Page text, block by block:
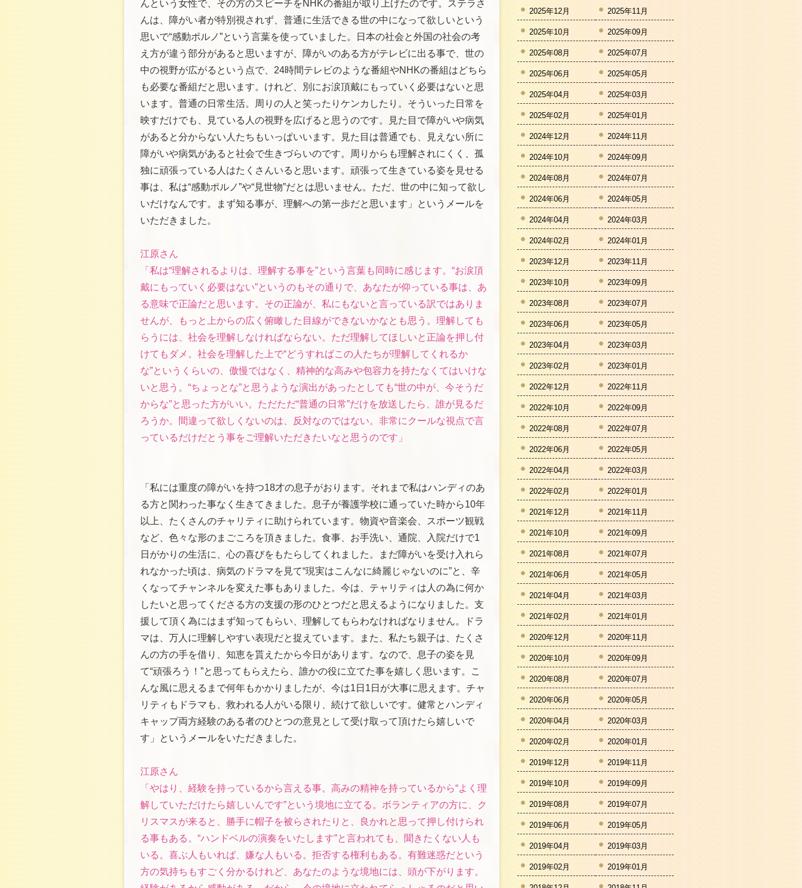
んという女性で、その方のスピーチをNHKの番組が取り上げたのです。ステラさ
んは、障がい者が特別視されず、普通に生活できる世の中になって欲しいという
思いで“感動ポルノ”という言葉を使っていました。日本の社会と外国の社会の考
え方が違う部分があると思いますが、障がいのある方がテレビに出る事で、世の
中の視野が広がるという点で、24時間テレビのような番組やNHKの番組はどちら
も必要な番組だと思います。けれど、別にお涙頂戴にもっていく必要はないと思
います。普通の日常生活。周りの人と笑ったりケンカしたり。そういった日常を
映すだけでも、見ている人の視野を広げると思うのです。見た目で障がいや病気
があると分からない人たちもいっぱいいます。見た目は普通でも、見えない所に
障がいや病気があると社会で生きづらいのです。周りからも理解されにくく、孤
独に頑張っている人はたくさんいると思います。頑張って生きている姿を見せる
事は、私は“感動ポルノ”や“見世物”だとは思いません。ただ、世の中に知って欲し
いだけなんです。まず知る事が、理解への第一歩だと思います」というメールを
いただきました。
江原さん
「私は“理解されるよりは、理解する事を”という言葉も同時に感じます。“お涙頂
戴にもっていく必要はない”というのもその通りで、あなたが仰っている事は、あ
る意味で正論だと思います。その正論が、私にもないと言っている訳ではありま
せんが、もっと上からの広く俯瞰した目線ができないかなとも思う。理解しても
らうには、社会を理解しなければならない。ただ理解してほしいと正論を押し付
けてもダメ。社会を理解した上で“どうすればこの人たちが理解してくれるか
な”というくらいの、傲慢ではなく、精神的な高みや包容力を持たなくてはいけな
いと思う。“ちょっとな”と思うような演出があったとしても“世の中が、今そうだ
からな”と思った方がいい。ただただ“普通の日常”だけを放送したら、誰が見るだ
ろうか。間違って欲しくないのは、反対なのではない。非常にクールな視点で言
っているだけだとう事をご理解いただきたいなと思うのです」
「私には重度の障がいを持つ18才の息子がおります。それまで私はハンディのあ
る方と関わった事なく生きてきました。息子が養護学校に通っていた時から10年
以上、たくさんのチャリティに助けられています。物資や音楽会、スポーツ観戦
など、色々な形のまごころを頂きました。食事、お手洗い、通院、入院だけで1
日がかりの生活に、心の喜びをもたらしてくれました。まだ障がいを受け入れら
れなかった頃は、病気のドラマを見て“現実はこんなに綺麗じゃないのに”と、辛
くなってチャンネルを変えた事もありました。今は、テャリティは人の為に何か
したいと思ってくださる方の支援の形のひとつだと思えるようになりました。支
援して頂く為にはまず知ってもらい、理解してもらわなければなりません。ドラ
マは、万人に理解しやすい表現だと捉えています。また、私たち親子は、たくさ
んの方の手を借り、知恵を貰えたから今日があります。なので、息子の姿を見
て“頑張ろう！”と思ってもらえたら、誰かの役に立てた事を嬉しく思います。こ
んな風に思えるまで何年もかかりましたが、今は1日1日が大事に思えます。チャ
リティもドラマも、救われる人がいる限り、続けて欲しいです。健常とハンディ
キャップ両方経験のある者のひとつの意見として受け取って頂けたら嬉しいで
す」というメールをいただきました。
江原さん
「やはり、経験を持っているから言える事。高みの精神を持っているから“よく理
解していただけたら嬉しいんです”という境地に立てる。ボランティアの方に、ク
リスマスが来ると、勝手に帽子を被らされたりと、良かれと思って押し付けられ
る事もある。“ハンドベルの演奏をいたします”と言われても、聞きたくない人も
いる。喜ぶ人もいれば、嫌な人もいる。拒否する権利もある。有難迷惑だという
方の気持ちもすごく分かるけれど、あなたのような境地には、頭が下がります。
2025年12月 2025年11月
2025年10月 2025年09月
2025年08月 2025年07月
2025年06月 2025年05月
2025年04月 2025年03月
2025年02月 2025年01月
2024年12月 2024年11月
2024年10月 2024年09月
2024年08月 2024年07月
2024年06月 2024年05月
2024年04月 2024年03月
2024年02月 2024年01月
2023年12月 2023年11月
2023年10月 2023年09月
2023年08月 2023年07月
2023年06月 2023年05月
2023年04月 2023年03月
2023年02月 2023年01月
2022年12月 2022年11月
2022年10月 2022年09月
2022年08月 2022年07月
2022年06月 2022年05月
2022年04月 2022年03月
2022年02月 2022年01月
2021年12月 2021年11月
2021年10月 2021年09月
2021年08月 2021年07月
2021年06月 2021年05月
2021年04月 2021年03月
2021年02月 2021年01月
2020年12月 2020年11月
2020年10月 2020年09月
2020年08月 2020年07月
2020年06月 2020年05月
2020年04月 2020年03月
2020年02月 2020年01月
2019年12月 2019年11月
2019年10月 2019年09月
2019年08月 2019年07月
2019年06月 2019年05月
2019年04月 2019年03月
2019年02月 2019年01月